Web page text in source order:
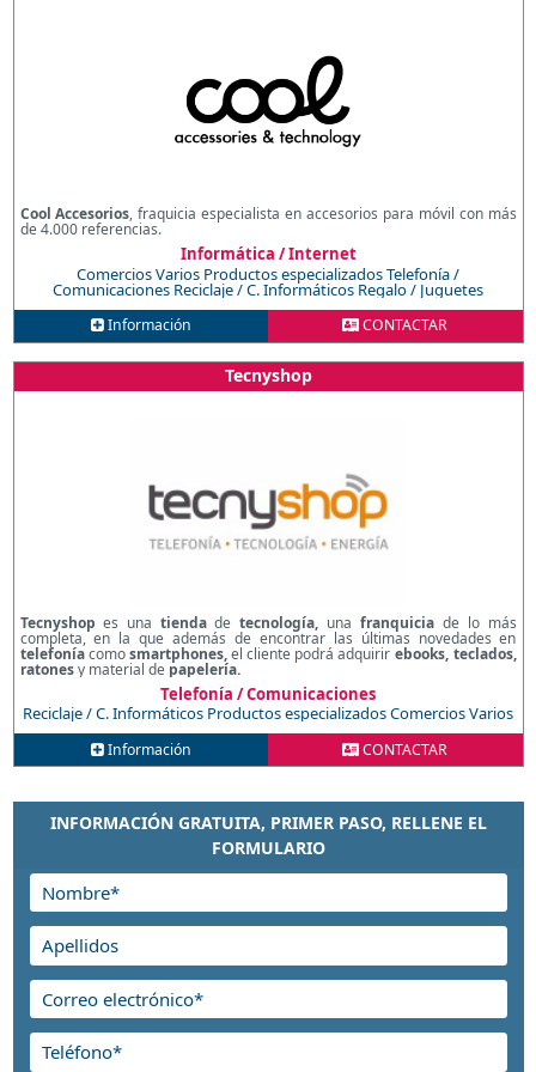
Cool Accesorios, fraquicia especialista en accesorios para móvil con más
de 4.000 referencias.
Informática / Internet
Comercios Varios Productos especializadosTelefonía /
Comunicaciones Reciclaje / C. Informáticos Regalo / Juguetes
Información CONTACTAR
Tecnyshop
Tecnyshop es una tiendade tecnología,una franquiciade lo más
completa, en la que además de encontrar las últimas novedades en
telefoníacomosmartphones,el cliente podrá adquirir ebooks, teclados,
ratonesy material de papelería.
Telefonía / Comunicaciones
Reciclaje / C. Informáticos Productos especializadosComercios Varios
Información CONTACTAR
INFORMACIÓN GRATUITA, PRIMER PASO, RELLENE EL
FORMULARIO